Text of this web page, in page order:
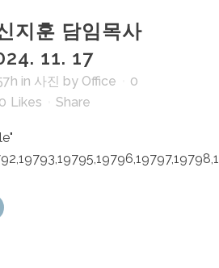
지훈 담임목사
11. 17
in 사진 by Office
0
0 Likes Share